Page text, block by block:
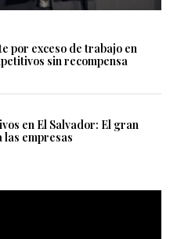
por exceso de trabajo en
sin recompensa
El Salvador: El gran
empresas